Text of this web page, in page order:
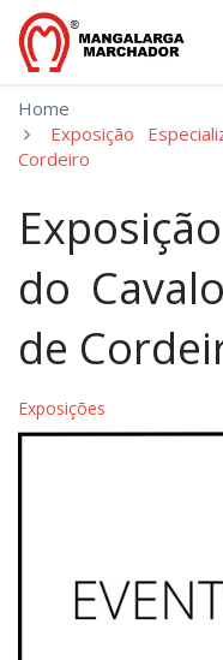
Home
Exposição
Cordeiro
do
de
Exposições